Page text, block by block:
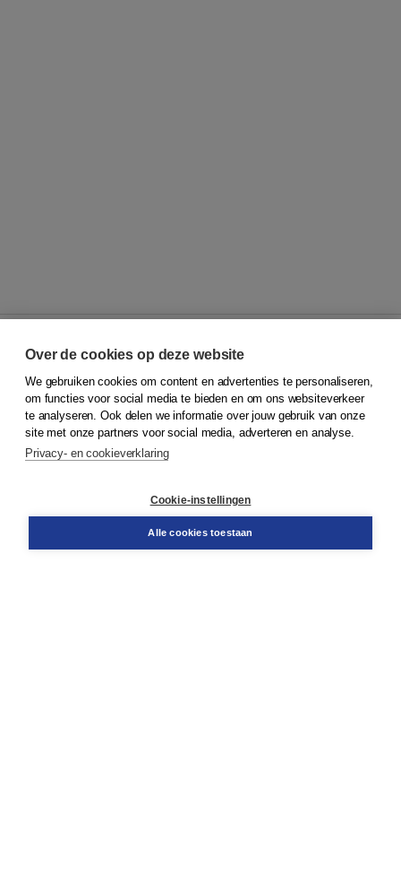
© 2026Koninklijke Boom uitgevers
Klantenservice
Service & informatie
Contact
Over de cookies op deze website
We gebruiken cookies om content en advertenties te personaliseren,
om functies voor social media te bieden en om ons websiteverkeer
te analyseren. Ook delen we informatie over jouw gebruik van onze
site met onze partners voor social media, adverteren en analyse.
Privacy- en cookieverklaring
Cookie-instellingen
Alle cookies toestaan